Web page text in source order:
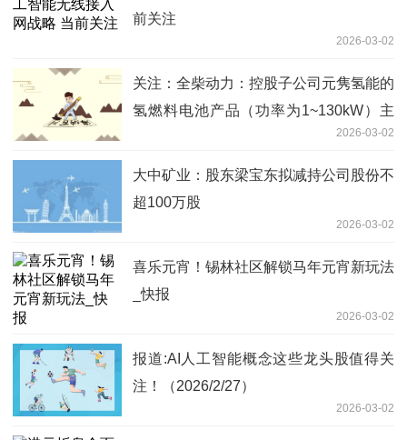
前关注
2026-03-02
关注：全柴动力：控股子公司元隽氢能的
氢燃料电池产品（功率为1~130kW）主
要适用于交通、叉车、储能等领域2026-03-02
大中矿业：股东梁宝东拟减持公司股份不
超100万股
2026-03-02
喜乐元宵！锡林社区解锁马年元宵新玩法
_快报
2026-03-02
报道:AI人工智能概念这些龙头股值得关
注！（2026/2/27）
2026-03-02